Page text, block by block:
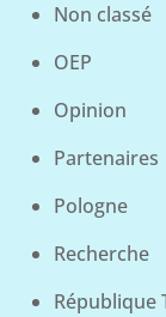
Non classé
OEP
Opinion
Partenaires
Pologne
Recherche
République